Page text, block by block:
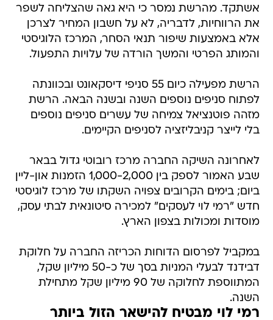
אשתקד. מהרשת נמסר כי היא גאה שהצליחה לשפר
את הרווחיות, לדבריה, לא על חשבון המחיר לצרכן
אלא באמצעות שיפור תנאי הסחר, המרכז הלוגיסטי
והמותג הפרטי והמשך הורדה של עלויות התפעול.
הרשת מפעילה כיום 55 סניפי דיסקאונט ובכוונתה
לפתוח סניפים נוספים השנה ובשנה הבאה. הרשת
מזהה פוטנציאל צמיחה של עשרים סניפים נוספים
בלי לייצר קניבליזציה לסניפים הקיימים.
לאחרונה השיקה החברה מרכז רובוטי גדול בבאר
שבע האמור לספק בין 1,000-2,000 הזמנות און-ליין
ביום; בימים הקרובים צפויה השקתו של מרכז לוגיסטי
חדש "רמי לוי לעסקים" למכירה סיטונאית לבתי עסק,
מוסדות ומכולות בצפון הארץ.
במקביל לפרסום הדוחות הכריזה החברה על חלוקת
דבידנד לבעלי המניות בסך של כ-50 מיליון שקל,
המתווספת לחלוקה של 90 מיליון שקל מתחילת
השנה.
רמי לוי מבטיח להישאר הזול ביותר